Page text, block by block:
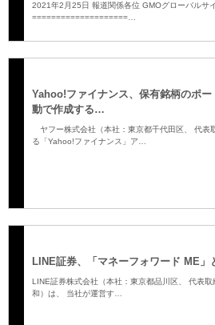
2021年2月25日 報道関係各位 GMOグローバルサ
====================…
Yahoo!ファイナンス、保有銘柄のポ
動で作成する…
ヤフー株式会社（本社：東京都千代田区、 代表
る「Yahoo!ファイナンス」ア…
LINE証券、「マネーフォワード ME」
LINE証券株式会社（本社：東京都品川区、 代表
和）は、 当社が運営す…